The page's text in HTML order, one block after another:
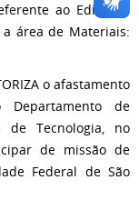
ao Edital nº
a área de Materiais:
o afastamento
de
de Tecnologia, no
de missão de
Federal de São